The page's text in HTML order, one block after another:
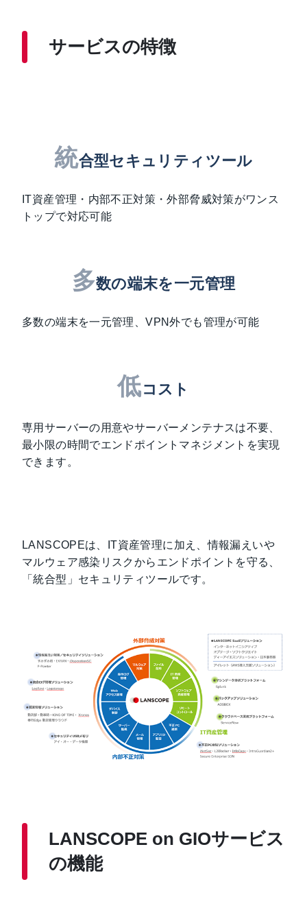
サービスの特徴
統合型セキュリティツール
IT資産管理・内部不正対策・外部脅威対策がワンス
トップで対応可能
多数の端末を一元管理
多数の端末を一元管理、VPN外でも管理が可能
低コスト
専用サーバーの用意やサーバーメンテナスは不要、
最小限の時間でエンドポイントマネジメントを実現
できます。
LANSCOPEは、IT資産管理に加え、情報漏えいや
マルウェア感染リスクからエンドポイントを守る、
「統合型」セキュリティツールです。
LANSCOPE on GIOサービス
の機能